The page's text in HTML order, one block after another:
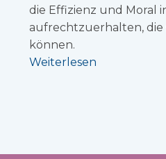
die Effizienz und Moral
aufrechtzuerhalten, die
können.
Weiterlesen